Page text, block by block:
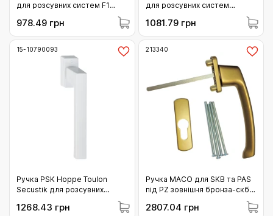
для розсувних систем F1
978.49 грн
для розсувних систем
(11567430)
1081.79 грн
15-10790093
Ручка PSK Hoppe Toulon
Secustik для розсувних
(10790093)
1268.43 грн
213340
Ручка MACO для SKB та PAS
під PZ зовнішня бронза-скб
2807.04 грн